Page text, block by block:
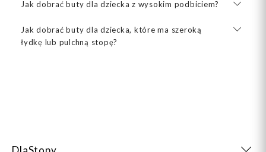
Jak dobrać buty dla dziecka z wysokim podbiciem?
Jak dobrać buty dla dziecka, które ma szeroką
łydkę lub pulchną stopę?